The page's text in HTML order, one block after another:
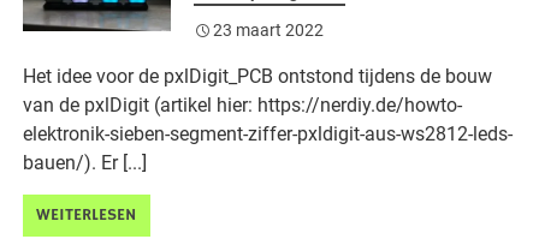
23 maart 2022
Het idee voor de pxlDigit_PCB ontstond tijdens de bouw
van de pxlDigit (artikel hier: https://nerdiy.de/howto-
elektronik-sieben-segment-ziffer-pxldigit-aus-ws2812-leds-
bauen/). Er [...]
WEITERLESEN